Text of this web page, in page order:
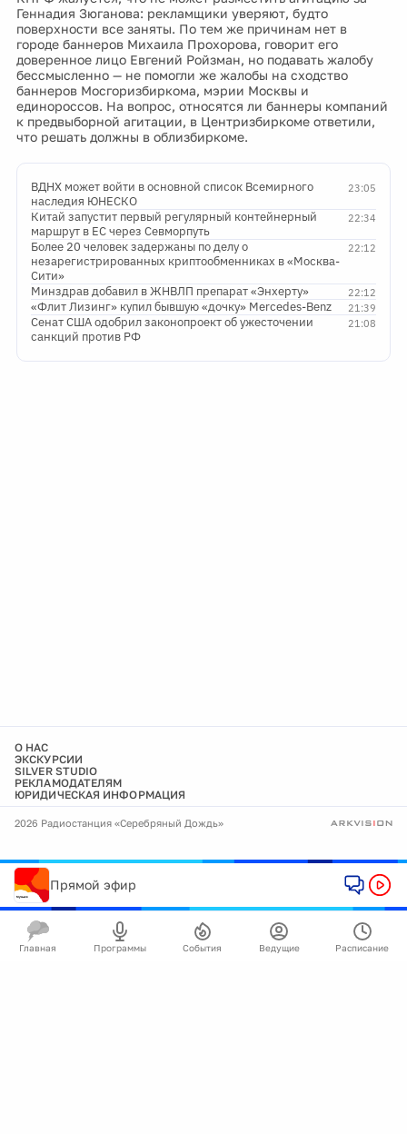
Геннадия Зюганова: рекламщики уверяют, будто
поверхности все заняты. По тем же причинам нет в
городе баннеров Михаила Прохорова, говорит его
доверенное лицо Евгений Ройзман, но подавать жалобу
бессмысленно — не помогли же жалобы на сходство
баннеров Мосгоризбиркома, мэрии Москвы и
единороссов. На вопрос, относятся ли баннеры компаний
к предвыборной агитации, в Центризбиркоме ответили,
что решать должны в облизбиркоме.
23:05
ВДНХ может войти в основной список Всемирного
наследия ЮНЕСКО
22:34
Китай запустит первый регулярный контейнерный
маршрут в ЕС через Севморпуть
22:12
Более 20 человек задержаны по делу о
незарегистрированных криптообменниках в «Москва-
Сити»
22:12
Минздрав добавил в ЖНВЛП препарат «Энхерту»
21:39
«Флит Лизинг» купил бывшую «дочку» Mercedes-Benz
21:08
Сенат США одобрил законопроект об ужесточении
санкций против РФ
О НАС
ЭКСКУРСИИ
SILVER STUDIO
РЕКЛАМОДАТЕЛЯМ
ЮРИДИЧЕСКАЯ ИНФОРМАЦИЯ
2026 Радиостанция «Серебряный Дождь»
Прямой эфир
Главная Программы События Ведущие Расписание